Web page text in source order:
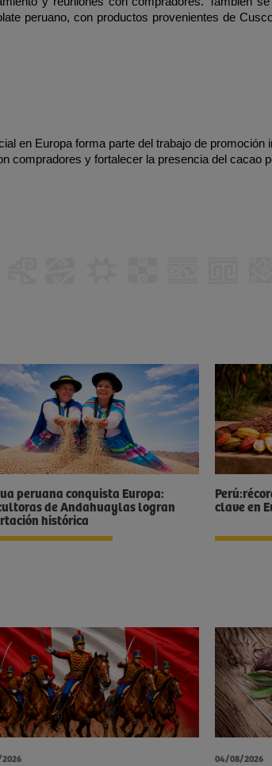
peruano, con productos provenientes de
en Europa forma parte del trabajo de promoción
compradores y fortalecer la presencia del cacao
peruana conquista Europa:
de Andahuaylas logran
histórica
clave en
04/08/2026